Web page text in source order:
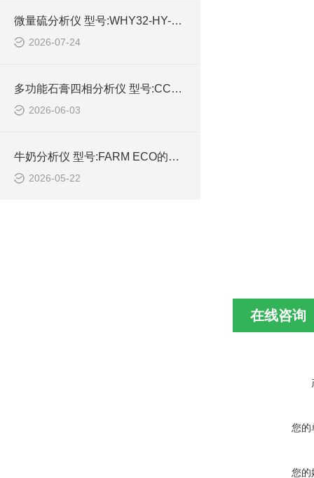
微量硫分析仪 型号:WHY32-HY-06库号：M414768的技术介绍
2026-07-24
多功能石膏四相分析仪 型号:CC77-CS-929GL的详细介绍
2026-06-03
牛奶分析仪 型号:FARM ECO的简单介绍
2026-05-22
在线咨询
您的
您的